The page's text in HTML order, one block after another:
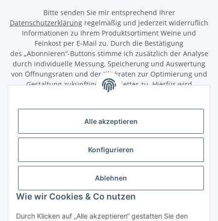
Alle akzeptieren
Konfigurieren
Ablehnen
Wie wir Cookies & Co nutzen
Durch Klicken auf „Alle akzeptieren“ gestatten Sie den
Bitte senden Sie mir entsprechend Ihrer
Datenschutzerklärung regelmäßig und jederzeit widerruflich
Informationen zu Ihrem Produktsortiment Weine und
Feinkost per E-Mail zu. Durch die Bestätigung
des „Abonnieren“-Buttons stimme ich zusätzlich der Analyse
durch individuelle Messung, Speicherung und Auswertung
von Öffnungsraten und der Klickraten zur Optimierung und
Gestaltung zukünftiger Newsletter zu. Hierfür wird
das Nutzungsverhalten in pseudonymisierter Form
Wirkung für die Zukunft über den Link in unserem Newsletter
abbestellen / widerrufen.
Gesetzliche Informationen